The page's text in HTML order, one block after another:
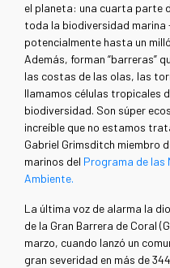
el planeta: una cuarta parte
toda la biodiversidad marina
potencialmente hasta un
Además, forman “barreras”
las costas de las olas, las
llamamos células tropicales
biodiversidad. Son súper
increíble que no estamos
Gabriel Grimsditch miembro
marinos del Programa de las
Ambiente.
La última voz de alarma la
de la Gran Barrera de Coral
marzo, cuando lanzó un
gran severidad en más de